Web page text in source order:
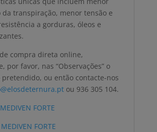
da transpiração, menor tensão e
a gorduras, óleos e
compra direta online,
por favor, nas “Observações” o
ou então contacte-nos
ou 936 305 104.
FORTE
FORTE